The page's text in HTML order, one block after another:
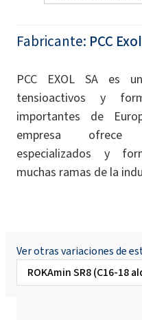
Fabricante: PCC
PCC EXOL SA es
tensioactivos y
importantes de
empresa ofrece
especializados y
muchas ramas de la
Ver otras variaciones de
ROKAmin SR8 (C16-18